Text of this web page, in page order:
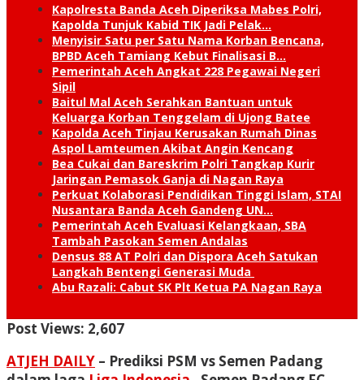
Kapolresta Banda Aceh Diperiksa Mabes Polri,
Kapolda Tunjuk Kabid TIK Jadi Pelak…
Menyisir Satu per Satu Nama Korban Bencana,
BPBD Aceh Tamiang Kebut Finalisasi B…
Pemerintah Aceh Angkat 228 Pegawai Negeri
Sipil
Baitul Mal Aceh Serahkan Bantuan untuk
Keluarga Korban Tenggelam di Ujong Batee
Kapolda Aceh Tinjau Kerusakan Rumah Dinas
Aspol Lamteumen Akibat Angin Kencang
Bea Cukai dan Bareskrim Polri Tangkap Kurir
Jaringan Pemasok Ganja di Nagan Raya
Perkuat Kolaborasi Pendidikan Tinggi Islam, STAI
Nusantara Banda Aceh Gandeng UN…
Pemerintah Aceh Evaluasi Kelangkaan, SBA
Tambah Pasokan Semen Andalas
Densus 88 AT Polri dan Dispora Aceh Satukan
Langkah Bentengi Generasi Muda
Abu Razali: Cabut SK Plt Ketua PA Nagan Raya
Post Views: 2,607
ATJEH DAILY – Prediksi PSM vs Semen Padang